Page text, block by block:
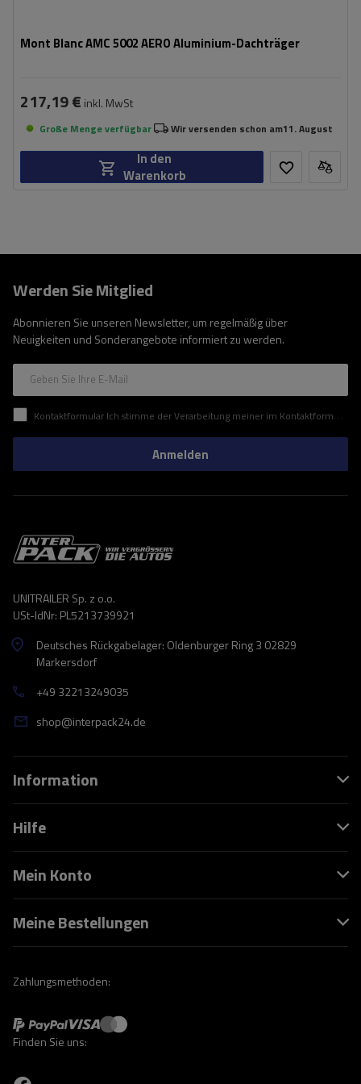
Mont Blanc AMC 5002 AERO Aluminium-Dachträger
217,19 € inkl. MwSt
Große Menge verfügbar Wir versenden schon am11. August
In den
Warenkorb
Werden Sie Mitglied
Abonnieren Sie unseren Newsletter, um regelmäßig über
Neuigkeiten und Sonderangebote informiert zu werden.
Geben Sie Ihre E-Mail
Kontaktformular Ich stimme der Verarbeitung meiner im Kontaktformular enthaltenen personenbezogenen Daten gemäß der Verordnung (EU) des Europäischen Parlaments und des Rates zu.
Anmelden
UNITRAILER Sp. z o.o.
USt-IdNr: PL5213739921
Deutsches Rückgabelager: Oldenburger Ring 3 02829
Markersdorf
+49 32213249035
shop@interpack24.de
Information
Hilfe
Mein Konto
Meine Bestellungen
Zahlungsmethoden:
Finden Sie uns: